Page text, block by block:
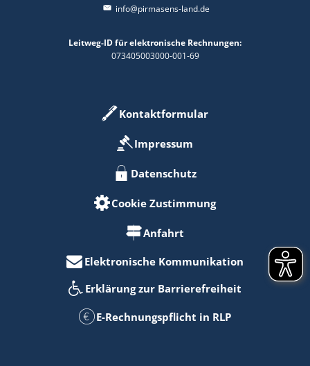
info@pirmasens-land.de
Leitweg-ID für elektronische Rechnungen:
073405003000-001-69
Kontaktformular
Impressum
Datenschutz
Cookie Zustimmung
Anfahrt
Elektronische Kommunikation
Erklärung zur Barrierefreiheit
E-Rechnungspflicht in RLP